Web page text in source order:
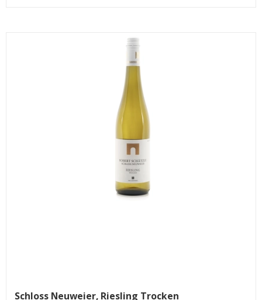
Schloss Neuweier, Riesling Trocken